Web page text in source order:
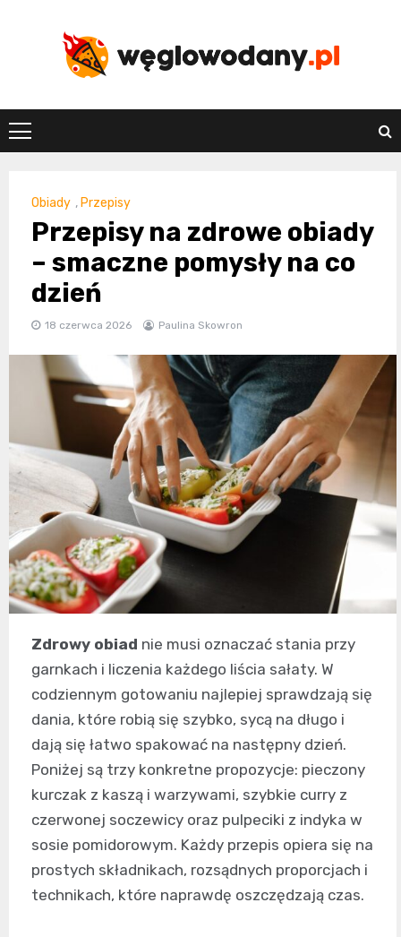
Obiady ,Przepisy
Przepisy na zdrowe obiady
– smaczne pomysły na co
dzień
18 czerwca 2026 Paulina Skowron
Zdrowy obiad nie musi oznaczać stania przy
garnkach i liczenia każdego liścia sałaty. W
codziennym gotowaniu najlepiej sprawdzają się
dania, które robią się szybko, sycą na długo i
dają się łatwo spakować na następny dzień.
Poniżej są trzy konkretne propozycje: pieczony
kurczak z kaszą i warzywami, szybkie curry z
czerwonej soczewicy oraz pulpeciki z indyka w
sosie pomidorowym. Każdy przepis opiera się na
prostych składnikach, rozsądnych proporcjach i
technikach, które naprawdę oszczędzają czas.